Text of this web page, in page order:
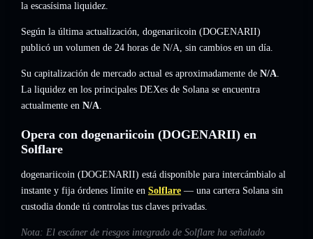
la escasísima liquidez.
Según la última actualización, dogenariicoin (DOGENARII)
publicó un volumen de 24 horas de N/A, sin cambios en un día.
Su capitalización de mercado actual es aproximadamente de N/A.
La liquidez en los principales DEXes de Solana se encuentra
actualmente en N/A.
Opera con dogenariicoin (DOGENARII) en
Solflare
dogenariicoin (DOGENARII) está disponible para intercámbialo al
instante y fija órdenes límite en Solflare — una cartera Solana sin
custodia donde tú controlas tus claves privadas.
Nota: El escáner de riesgos integrado de Solflare ha señalado